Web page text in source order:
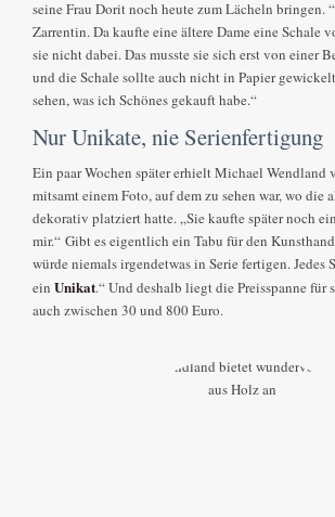
seine Frau Dorit noch heute zum Lächeln bringen.
Zarrentin. Da kaufte eine ältere Dame eine Schale
sie nicht dabei. Das musste sie sich erst von einer
und die Schale sollte auch nicht in Papier
sehen, was ich Schönes gekauft habe.“
Nur Unikate, nie Serienfertigung
Ein paar Wochen später erhielt Michael
mitsamt einem Foto, auf dem zu sehen war, wo die
dekorativ platziert hatte. „Sie kaufte später noch
mir.“ Gibt es eigentlich ein Tabu für den
würde niemals irgendetwas in Serie fertigen. Jedes
einUnikat.“ Und deshalb liegt die Preisspanne für
auch zwischen 30 und 800 Euro.